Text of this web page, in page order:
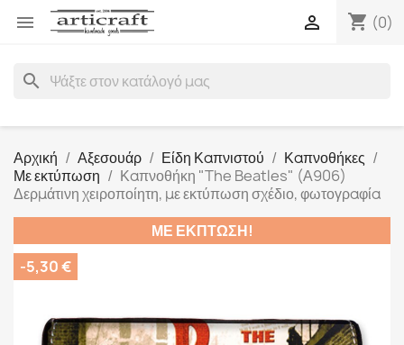
 shopping_cart (0)

search
Αρχική Αξεσουάρ Είδη Καπνιστού
Καπνοθήκες
Με εκτύπωση
Καπνοθήκη "The Beatles" (Α906)
Δερμάτινη χειροποίητη, με εκτύπωση σχέδιο, φωτογραφία
ΜΕ ΈΚΠΤΩΣΗ!
-5,30 €